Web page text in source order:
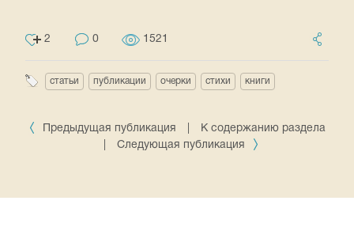
2 0 1521
статьи публикации очерки стихи книги
Предыдущая публикация
К содержанию раздела
Следующая публикация